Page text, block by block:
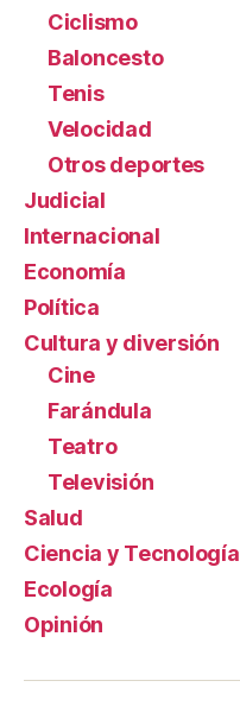
Ciclismo
Baloncesto
Tenis
Velocidad
Otros deportes
Judicial
Internacional
Economía
Política
Cultura y diversión
Cine
Farándula
Teatro
Televisión
Salud
Ciencia y Tecnología
Ecología
Opinión